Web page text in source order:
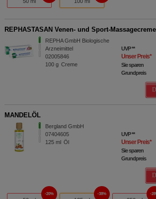
REPHASTASAN Venen- und Sport-Massagecreme
REPHA GmbH Biologische
Arzneimittel
02005846
100 g Creme
UVP**
Unser Preis*
Sie sparen
Grundpreis
MANDELÖL
Bergland GmbH
07404605
125 ml Öl
UVP**
Unser Preis*
Sie sparen
Grundpreis
20% 38%